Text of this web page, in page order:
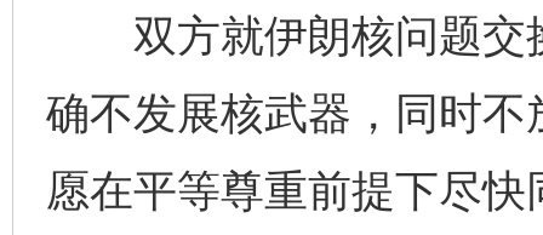
双方就伊朗核问题交
确不发展核武器，同时
愿在平等尊重前提下尽